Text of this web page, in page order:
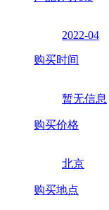
2022-04
购买时间
暂无信息
购买价格
北京
购买地点